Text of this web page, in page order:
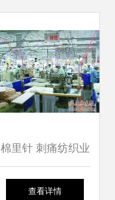
棉里针 刺痛纺织业
的成本困局
查看详情